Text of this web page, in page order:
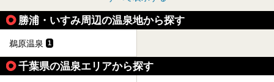
勝浦・いすみ周辺の温泉地から探す
鵜原温泉 1
千葉県の温泉エリアから探す